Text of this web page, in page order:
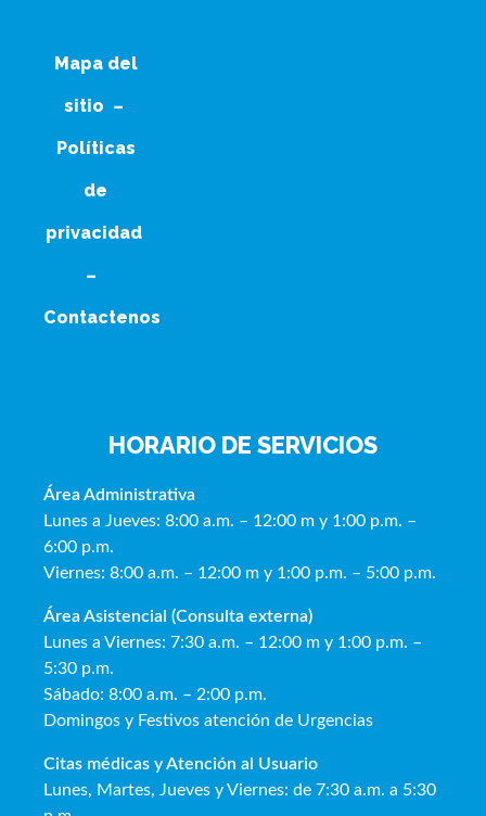
Mapa del
sitio –
Políticas
de
privacidad
–
Contactenos
HORARIO DE SERVICIOS
Área Administrativa
Lunes a Jueves: 8:00 a.m. – 12:00 m y 1:00 p.m. –
6:00 p.m.
Viernes: 8:00 a.m. – 12:00 m y 1:00 p.m. – 5:00 p.m.
Área Asistencial (Consulta externa)
Lunes a Viernes: 7:30 a.m. – 12:00 m y 1:00 p.m. –
5:30 p.m.
Sábado: 8:00 a.m. – 2:00 p.m.
Domingos y Festivos atención de Urgencias
Citas médicas y Atención al Usuario
Lunes, Martes, Jueves y Viernes: de 7:30 a.m. a 5:30